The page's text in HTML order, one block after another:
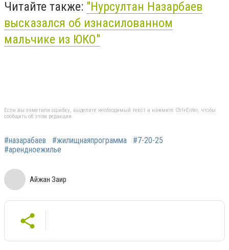
Читайте также: "Нурсултан Назарбаев
высказался об изнасилованном
мальчике из ЮКО"
Если вы заметили ошибку, выделите необходимый текст и нажмите Ctrl+Enter, чтобы
сообщить об этом редакции
#назарабаев #жилищнаяпрограмма
#7-20-25
#арендноежилье
Айжан Заир